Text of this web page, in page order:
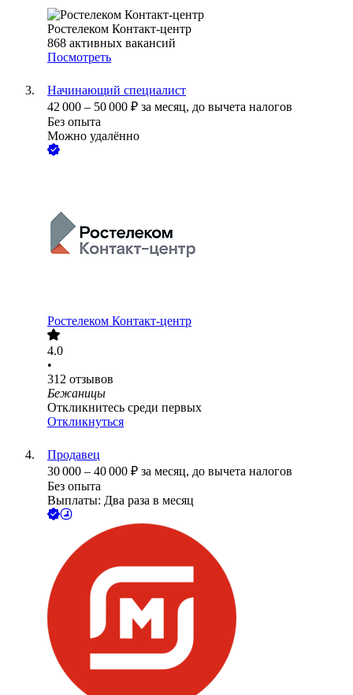
Ростелеком Контакт-центр
868 активных вакансий
Посмотреть
Начинающий специалист
42 000 – 50 000 ₽ за месяц, до вычета налогов
Без опыта
Можно удалённо
Ростелеком Контакт-центр
4.0
•
312 отзывов
Бежаницы
Откликнитесь среди первых
Откликнуться
Продавец
30 000 – 40 000 ₽ за месяц, до вычета налогов
Без опыта
Выплаты: Два раза в месяц